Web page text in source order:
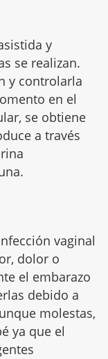
y
se realizan.
y controlarla
en el
se obtiene
a través
vaginal
dolor o
el embarazo
debido a
molestas,
ya que el